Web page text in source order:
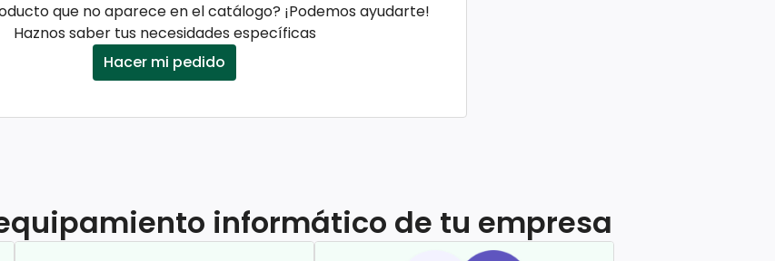
que no aparece en el catálogo? ¡Podemos ayudarte!
Haznos saber tus necesidades específicas
Hacer mi pedido
informático de tu empresa